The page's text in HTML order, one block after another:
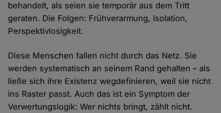
behandelt, als seien sie temporär aus dem Tritt
geraten. Die Folgen: Frühverarmung, Isolation,
Perspektivlosigkeit.
Diese Menschen fallen nicht durch das Netz. Sie
werden systematisch an seinem Rand gehalten – als
ließe sich ihre Existenz wegdefinieren, weil sie nicht
ins Raster passt. Auch das ist ein Symptom der
Verwertungslogik: Wer nichts bringt, zählt nicht.